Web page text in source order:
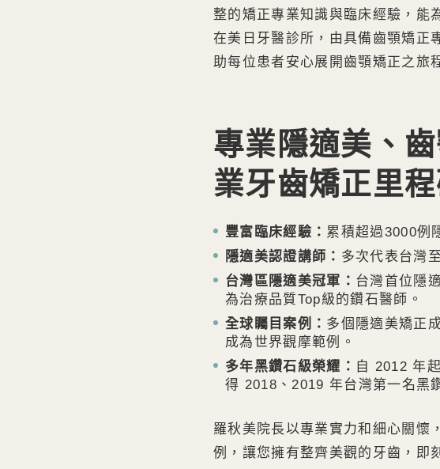
整的矯正專業知識與臨床經驗，能
在美日牙醫診所，由具備齒顎矯正
助每位患者安心展開齒顎矯正之旅
專業隱適美、
業牙齒矯正里
豐富臨床經驗： 累積超過3000例
隱適美認證講師： 多次代表台灣
台灣區隱適美冠軍： 台灣首位隱
為治療品質Top級的鑽石醫師。
全球矚目案例： 多個隱適美矯正
成為世界觀摩範例。
多年黑鑽石級榮耀： 自 2012 年
得 2018、2019 年台灣第一名黑
羅秋美院長以專業實力和細心關懷
例，讓您擁有整齊美觀的牙齒，即